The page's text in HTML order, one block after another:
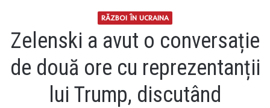
RĂZBOI ÎN UCRAINA
Zelenski a avut o conversație
de două ore cu reprezentanții
lui Trump, discutând